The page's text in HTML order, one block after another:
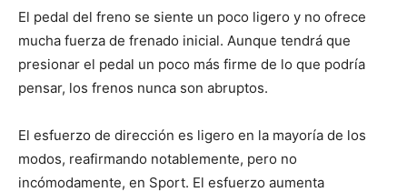
El pedal del freno se siente un poco ligero y no ofrece
mucha fuerza de frenado inicial. Aunque tendrá que
presionar el pedal un poco más firme de lo que podría
pensar, los frenos nunca son abruptos.
El esfuerzo de dirección es ligero en la mayoría de los
modos, reafirmando notablemente, pero no
incómodamente, en Sport. El esfuerzo aumenta